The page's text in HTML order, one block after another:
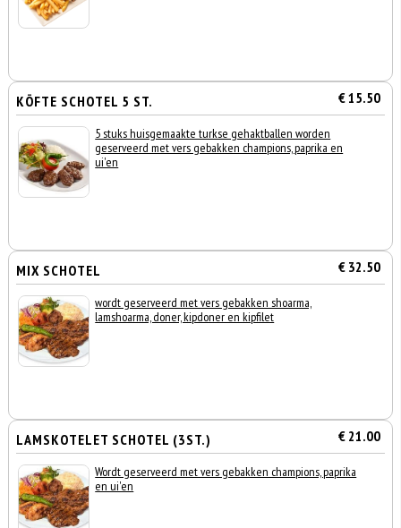
KÖFTE SCHOTEL 5 ST. € 15.50
5 stuks huisgemaakte turkse gehaktballen worden
geserveerd met vers gebakken champions, paprika en
ui'en
MIX SCHOTEL € 32.50
wordt geserveerd met vers gebakken shoarma,
lamshoarma, doner, kipdoner en kipfilet
LAMSKOTELET SCHOTEL (3ST.) € 21.00
Wordt geserveerd met vers gebakken champions, paprika
en ui'en